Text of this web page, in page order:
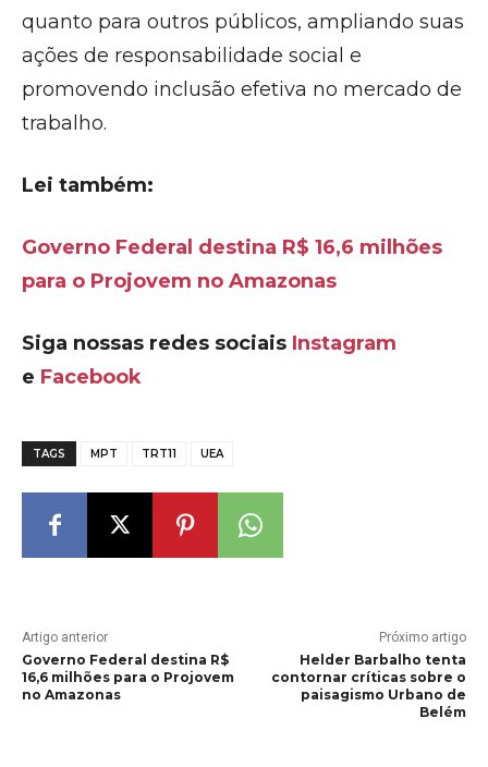
quanto para outros públicos, ampliando suas
ações de responsabilidade social e
promovendo inclusão efetiva no mercado de
trabalho.
Lei também:
Governo Federal destina R$ 16,6 milhões
para o Projovem no Amazonas
Siga nossas redes sociais Instagram
e Facebook
TAGS MPT TRT11 UEA
Artigo anterior
Governo Federal destina R$
16,6 milhões para o Projovem
no Amazonas
Próximo artigo
Helder Barbalho tenta
contornar críticas sobre o
paisagismo Urbano de
Belém